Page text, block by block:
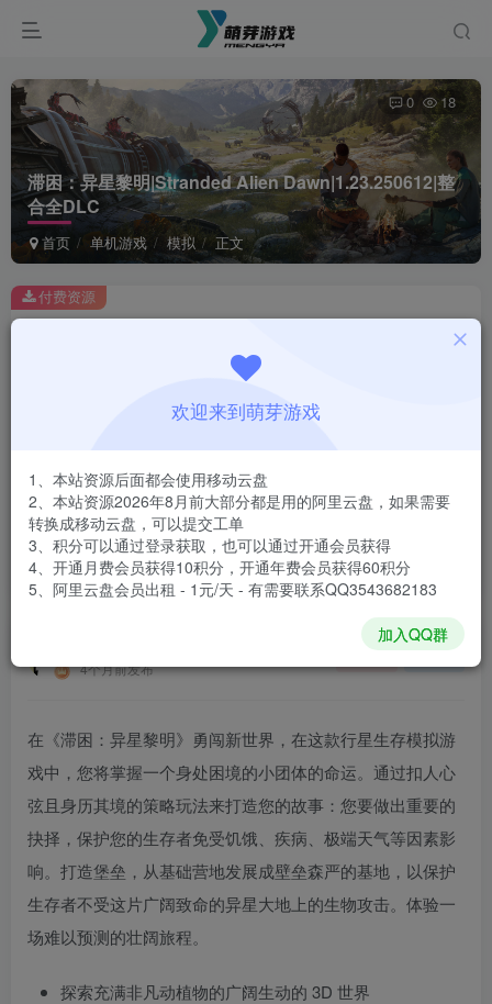
滞困：异星黎明|Stranded Alien Dawn|1.23.250612|整
合全DLC
首页 单机游戏 模拟 正文
0 18
此内容为付费资源，请付费后查看
￥1
免费
登录购买
安装包大小
游戏本体大小
10.43 GB
付费资源
4个月前发布
在《滞困：异星黎明》勇闯新世界，在这款行星生存模拟游
戏中，您将掌握一个身处困境的小团体的命运。通过扣人心
弦且身历其境的策略玩法来打造您的故事：您要做出重要的
抉择，保护您的生存者免受饥饿、疾病、极端天气等因素影
响。打造堡垒，从基础营地发展成壁垒森严的基地，以保护
生存者不受这片广阔致命的异星大地上的生物攻击。体验一
场难以预测的壮阔旅程。
探索充满非凡动植物的广阔生动的 3D 世界
欢迎来到萌芽游戏
1、本站资源后面都会使用移动云盘
2、本站资源2026年8月前大部分都是用的阿里云盘，如果需要
转换成移动云盘，可以提交工单
3、积分可以通过登录获取，也可以通过开通会员获得
4、开通月费会员获得10积分，开通年费会员获得60积分
5、阿里云盘会员出租 - 1元/天 - 有需要联系QQ3543682183
加入QQ群